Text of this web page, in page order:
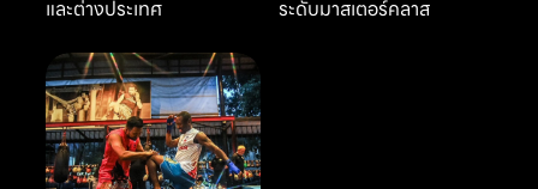
และต่างประเทศ
ระดับมาสเตอร์คลาส